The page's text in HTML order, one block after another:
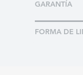
GARANTÍA
FORMA DE